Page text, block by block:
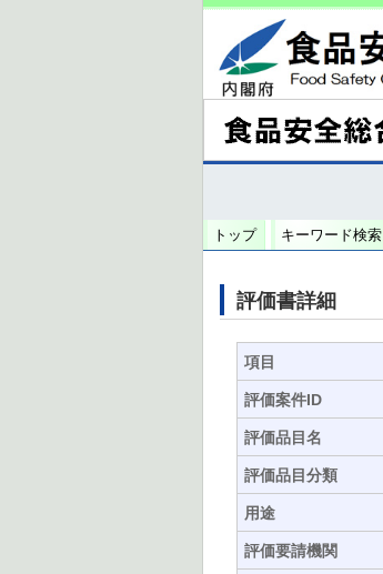
トップ キーワード検索
評価書詳細
項目
評価案件ID
評価品目名
評価品目分類
用途
評価要請機関